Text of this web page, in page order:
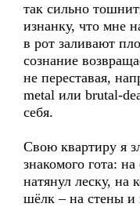
так сильно
изнанку, что мне
в рот заливают
сознание
не переставая,
metal или brutal-
себя.
Свою квартиру я
знакомого гота:
натянул леску, на
шёлк – на стены и